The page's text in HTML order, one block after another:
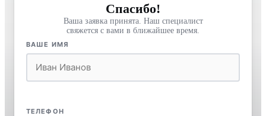
Спасибо!
Ваша заявка принята. Наш специалист
свяжется с вами в ближайшее время.
ВАШЕ ИМЯ
ТЕЛЕФОН